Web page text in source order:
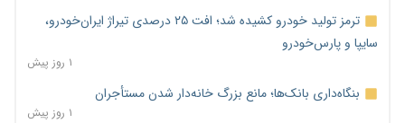
ترمز تولید خودرو کشیده شد؛ افت ۲۵ درصدی تیراژ ایران‌خودرو،
سایپا و پارس‌خودرو
۱ روز پیش
بنگاه‌داری بانک‌ها؛ مانع بزرگ خانه‌دار شدن مستأجران
۱ روز پیش